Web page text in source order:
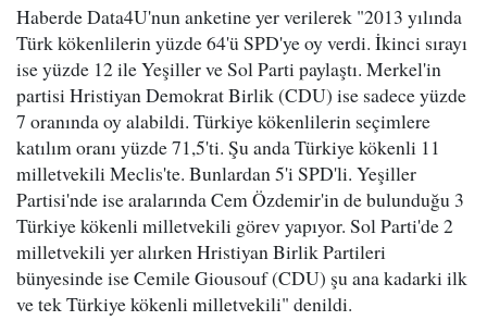
Haberde Data4U'nun anketine yer verilerek "2013 yılında
Türk kökenlilerin yüzde 64'ü SPD'ye oy verdi. İkinci sırayı
ise yüzde 12 ile Yeşiller ve Sol Parti paylaştı. Merkel'in
partisi Hristiyan Demokrat Birlik (CDU) ise sadece yüzde
7 oranında oy alabildi. Türkiye kökenlilerin seçimlere
katılım oranı yüzde 71,5'ti. Şu anda Türkiye kökenli 11
milletvekili Meclis'te. Bunlardan 5'i SPD'li. Yeşiller
Partisi'nde ise aralarında Cem Özdemir'in de bulunduğu 3
Türkiye kökenli milletvekili görev yapıyor. Sol Parti'de 2
milletvekili yer alırken Hristiyan Birlik Partileri
bünyesinde ise Cemile Giousouf (CDU) şu ana kadarki ilk
ve tek Türkiye kökenli milletvekili" denildi.